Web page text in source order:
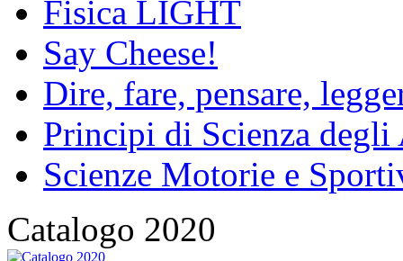
Fisica LIGHT
Say Cheese!
Dire, fare, pensare,
Principi di Scienza
Scienze Motorie e
Catalogo 2020